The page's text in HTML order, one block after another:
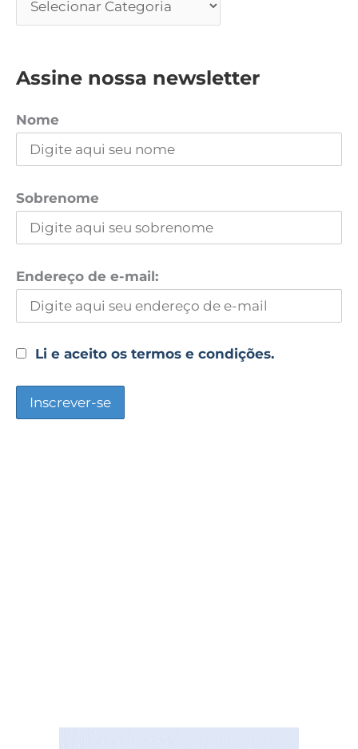
Assine nossa newsletter
Nome
Sobrenome
Endereço de e-mail:
Li e aceito os termos e condições.